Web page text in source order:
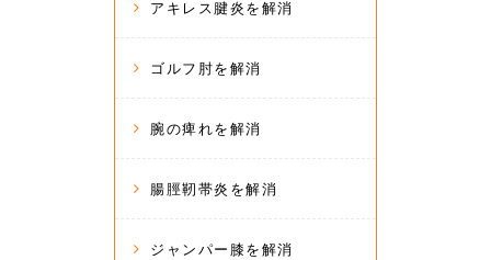
アキレス腱炎を解消
ゴルフ肘を解消
腕の痺れを解消
腸脛靭帯炎を解消
ジャンパー膝を解消